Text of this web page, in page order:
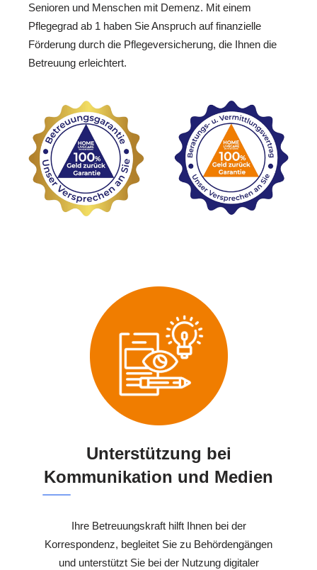
Senioren und Menschen mit Demenz. Mit einem
Pflegegrad ab 1 haben Sie Anspruch auf finanzielle
Förderung durch die Pflegeversicherung, die Ihnen die
Betreuung erleichtert.
Unterstützung bei
Kommunikation und Medien
Ihre Betreuungskraft hilft Ihnen bei der
Korrespondenz, begleitet Sie zu Behördengängen
und unterstützt Sie bei der Nutzung digitaler